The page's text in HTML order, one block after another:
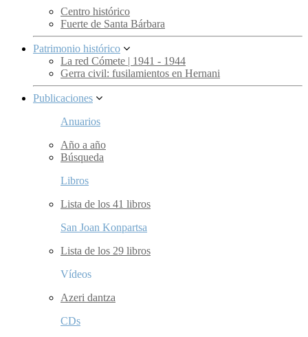
Centro histórico
Fuerte de Santa Bárbara
Patrimonio histórico
La red Cómete | 1941 - 1944
Gerra civil: fusilamientos en Hernani
Publicaciones
Anuarios
Año a año
Búsqueda
Libros
Lista de los 41 libros
San Joan Konpartsa
Lista de los 29 libros
Vídeos
Azeri dantza
CDs